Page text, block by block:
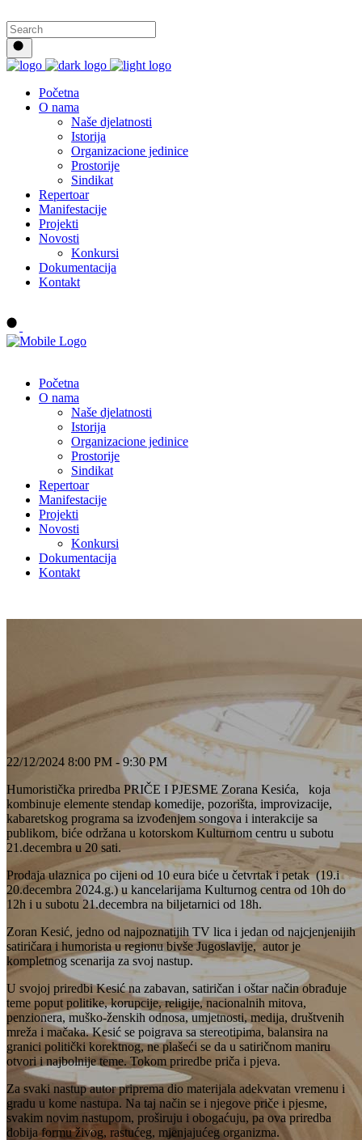
Početna
O nama
Naše djelatnosti
Istorija
Organizacione jedinice
Prostorije
Sindikat
Repertoar
Manifestacije
Projekti
Novosti
Konkursi
Dokumentacija
Kontakt
Početna
O nama
Naše djelatnosti
Istorija
Organizacione jedinice
Prostorije
Sindikat
Repertoar
Manifestacije
Projekti
Novosti
Konkursi
Dokumentacija
Kontakt
22/12/2024 8:00 PM - 9:30 PM
Humoristička priredba PRIČE I PJESME Zorana Kesića, koja
kombinuje elemente stendap komedije, pozorišta, improvizacije,
kabaretskog programa sa izvođenjem songova i interakcije sa
publikom, biće održana u kotorskom Kulturnom centru u subotu
21.decembra u 20 sati.
Prodaja ulaznica po cijeni od 10 eura biće u četvrtak i petak (19.i
20.decembra 2024.g.) u kancelarijama Kulturnog centra od 10h do
12h i u subotu 21.decembra na biljetarnici od 18h.
Zoran Kesić, jedno od najpoznatijih TV lica i jedan od najcjenjenijih
satiričara i humorista u regionu bivše Jugoslavije, autor je
kompletnog scenarija za svoj nastup.
U svojoj priredbi Kesić na zabavan, satiričan i oštar način obrađuje
teme poput politike, korupcije, religije, nacionalnih mitova,
penzionera, muško-ženskih odnosa, umjetnosti, medija, društvenih
mreža i mačaka. Kesić se poigrava sa stereotipima, balansira na
granici politički korektnog, ne plašeći se da u satiričnom maniru
otvori i najbolnije teme. Tokom priredbe priča i pjeva.
Za svaki nastup autor priprema dio materijala adekvatan vremenu i
gradu u kome nastupa. Na taj način se i njegove priče i pjesme,
svakim novim nastupom, proširuju i obogaćuju, pa ova priredba
dobija formu živog, rastućeg, mjenjajućeg organizma.